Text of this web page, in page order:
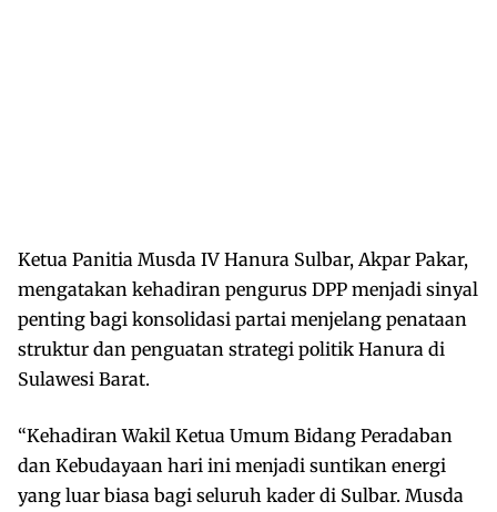
Ketua Panitia Musda IV Hanura Sulbar, Akpar Pakar,
mengatakan kehadiran pengurus DPP menjadi sinyal
penting bagi konsolidasi partai menjelang penataan
struktur dan penguatan strategi politik Hanura di
Sulawesi Barat.
“Kehadiran Wakil Ketua Umum Bidang Peradaban
dan Kebudayaan hari ini menjadi suntikan energi
yang luar biasa bagi seluruh kader di Sulbar. Musda